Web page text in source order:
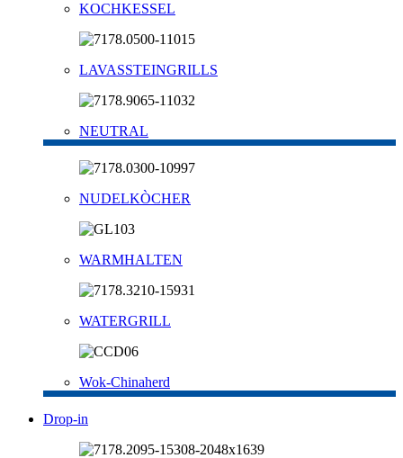
KOCHKESSEL
LAVASSTEINGRILLS
NEUTRAL
NUDELKÒCHER
WARMHALTEN
WATERGRILL
Wok-Chinaherd
Drop-in